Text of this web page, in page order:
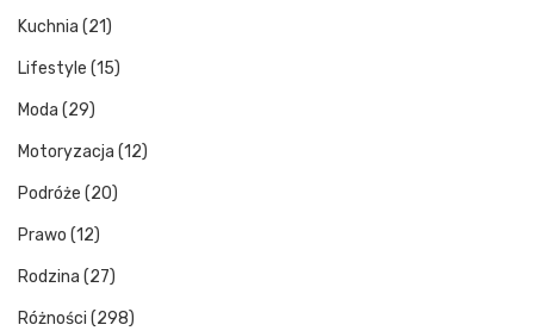
Kuchnia (21)
Lifestyle (15)
Moda (29)
Motoryzacja (12)
Podróże (20)
Prawo (12)
Rodzina (27)
Różności (298)